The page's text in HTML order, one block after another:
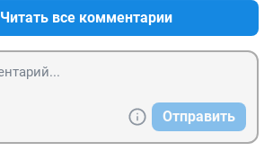
Читать все комментарии
Отправить